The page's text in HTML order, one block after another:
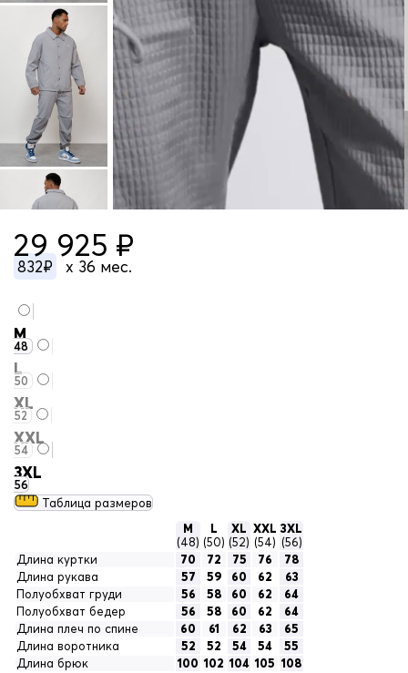
29 925 ₽
832₽ x 36 мес.
M
48
L
50
XL
52
XXL
54
3XL
56
Таблица размеров
M
(48)
L
(50)
XL
(52)
XXL
(54)
3XL
(56)
Длина куртки
70 72 75 76
78
Длина рукава
57 59 60 62
63
Полуобхват груди
56 58 60 62
64
Полуобхват бедер
56 58 60 62
64
Длина плеч по спине
60 61 62 63
65
Длина воротника
52 52 54 54
55
Длина брюк
100 102 104 105 108